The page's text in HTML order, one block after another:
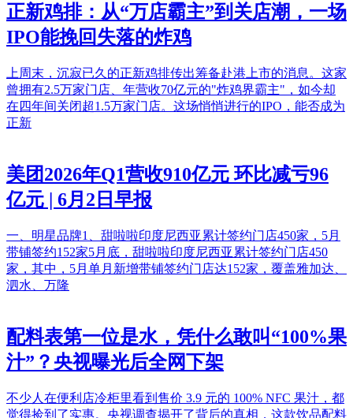
正新鸡排：从“万店霸主”到关店潮，一场
IPO能挽回失落的炸鸡
上周末，沉寂已久的正新鸡排传出筹备赴港上市的消息。这家
曾拥有2.5万家门店、年营收70亿元的"炸鸡界霸主"，如今却
在四年间关闭超1.5万家门店。这场悄悄进行的IPO，能否成为
正新
美团2026年Q1营收910亿元 环比减亏96
亿元 | 6月2日早报
一、明星品牌1、甜啦啦印度尼西亚累计签约门店450家，5月
带铺签约152家5月底，甜啦啦印度尼西亚累计签约门店450
家，其中，5月单月新增带铺签约门店达152家，覆盖雅加达、
泗水、万隆
配料表第一位是水，凭什么敢叫“100%果
汁”？央视曝光后全网下架
不少人在便利店冷柜里看到售价 3.9 元的 100% NFC 果汁，都
觉得捡到了实惠。央视调查揭开了背后的真相，这款饮品配料